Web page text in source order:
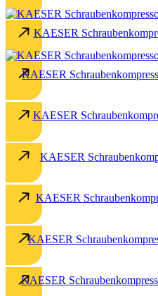
KAESER
KAESER
KAESER
KAESER
KAESER
KAESER
KAESER